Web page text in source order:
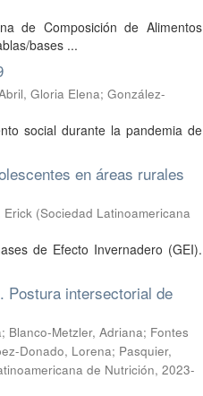
de Composición de Alimentos
bases ...
Gloria Elena; González-
social durante la pandemia de
en áreas rurales
Erick (Sociedad Latinoamericana
de Efecto Invernadero (GEI).
Postura intersectorial de
; Blanco-Metzler, Adriana; Fontes
Donado, Lorena; Pasquier,
de Nutrición, 2023-